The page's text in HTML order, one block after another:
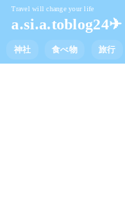
Travel will change your life
a.si.a.toblog24✈︎
神社 食べ物 旅行